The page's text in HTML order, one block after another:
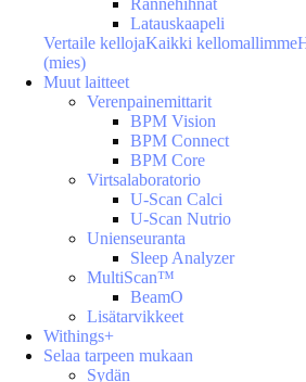
Rannehihnat
Latauskaapeli
Vertaile kellojaKaikki kellomallimme
(mies)
Muut laitteet
Verenpainemittarit
BPM Vision
BPM Connect
BPM Core
Virtsalaboratorio
U-Scan Calci
U-Scan Nutrio
Unienseuranta
Sleep Analyzer
MultiScan™
BeamO
Lisätarvikkeet
Withings+
Selaa tarpeen mukaan
Sydän